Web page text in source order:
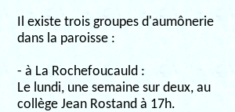
Il existe trois groupes d'aumônerie
dans la paroisse :
- à La Rochefoucauld :
Le lundi, une semaine sur deux, au
collège Jean Rostand à 17h.